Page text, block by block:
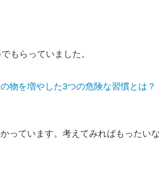
もらっていました。
物を増やした3つの危険な習慣とは？
っています。考えてみればもったいな